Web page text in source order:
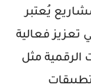
يُعتبر
تعزيز فعالية
الرقمية مثل